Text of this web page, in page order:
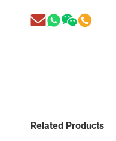
Related Products